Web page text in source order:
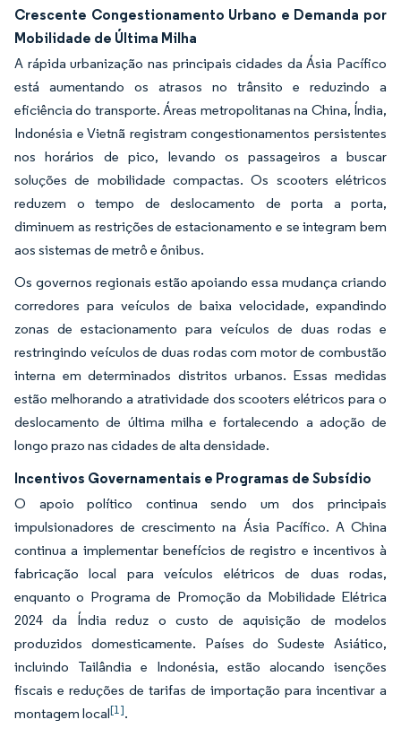
Crescente Congestionamento Urbano e Demanda por
Mobilidade de Última Milha
A rápida urbanização nas principais cidades da Ásia Pacífico
está aumentando os atrasos no trânsito e reduzindo a
eficiência do transporte. Áreas metropolitanas na China, Índia,
Indonésia e Vietnã registram congestionamentos persistentes
nos horários de pico, levando os passageiros a buscar
soluções de mobilidade compactas. Os scooters elétricos
reduzem o tempo de deslocamento de porta a porta,
diminuem as restrições de estacionamento e se integram bem
aos sistemas de metrô e ônibus.
Os governos regionais estão apoiando essa mudança criando
corredores para veículos de baixa velocidade, expandindo
zonas de estacionamento para veículos de duas rodas e
restringindo veículos de duas rodas com motor de combustão
interna em determinados distritos urbanos. Essas medidas
estão melhorando a atratividade dos scooters elétricos para o
deslocamento de última milha e fortalecendo a adoção de
longo prazo nas cidades de alta densidade.
Incentivos Governamentais e Programas de Subsídio
O apoio político continua sendo um dos principais
impulsionadores de crescimento na Ásia Pacífico. A China
continua a implementar benefícios de registro e incentivos à
fabricação local para veículos elétricos de duas rodas,
enquanto o Programa de Promoção da Mobilidade Elétrica
2024 da Índia reduz o custo de aquisição de modelos
produzidos domesticamente. Países do Sudeste Asiático,
incluindo Tailândia e Indonésia, estão alocando isenções
fiscais e reduções de tarifas de importação para incentivar a
montagem local[1].